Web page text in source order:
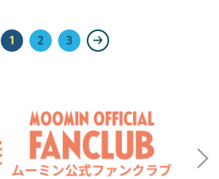
1 2 3